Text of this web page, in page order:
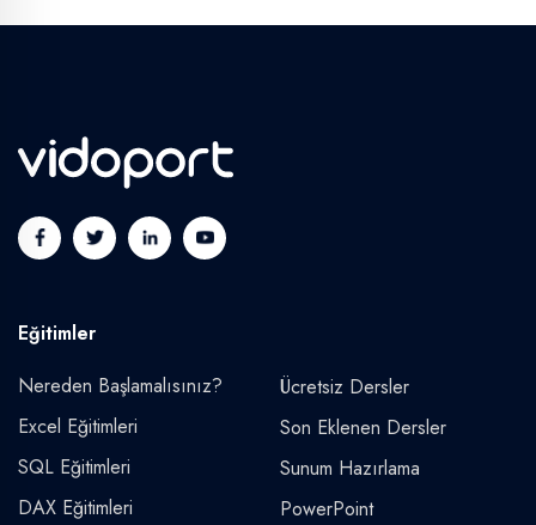
Eğitimler
Nereden Başlamalısınız?
Excel Eğitimleri
SQL Eğitimleri
DAX Eğitimleri
Ücretsiz Dersler
Son Eklenen Dersler
Sunum Hazırlama
PowerPoint